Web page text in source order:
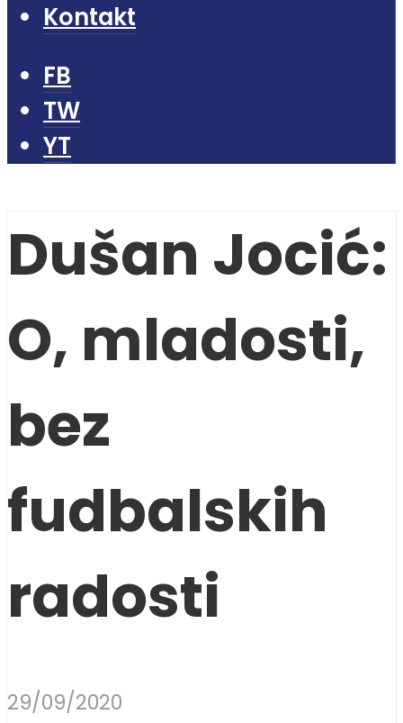
Kontakt
FB
TW
YT
Dušan Jocić:
O, mladosti,
bez
fudbalskih
radosti
29/09/2020